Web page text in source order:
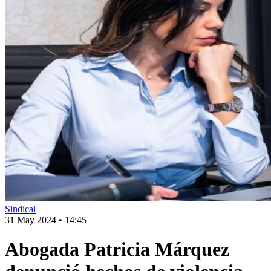
Sindical
31 May 2024 • 14:45
Abogada Patricia Márquez